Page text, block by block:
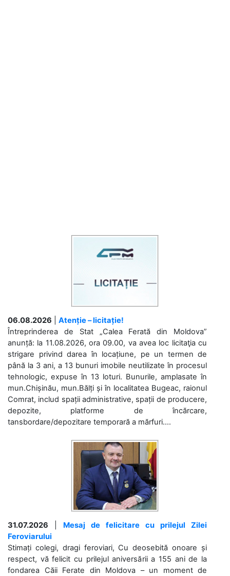
06.08.2026
Atenție – licitație!
Întreprinderea de Stat „Calea Ferată din Moldova”
anunță: la 11.08.2026, ora 09.00, va avea loc licitaţia cu
strigare privind darea în locațiune, pe un termen de
până la 3 ani, a 13 bunuri imobile neutilizate în procesul
tehnologic, expuse în 13 loturi. Bunurile, amplasate în
mun.Chișinău, mun.Bălți și în localitatea Bugeac, raionul
Comrat, includ spații administrative, spații de producere,
depozite, platforme de încărcare,
tansbordare/depozitare temporară a mărfuri....
31.07.2026
Mesaj de felicitare cu prilejul Zilei
Feroviarului
Stimați colegi, dragi feroviari, Cu deosebită onoare și
respect, vă felicit cu prilejul aniversării a 155 ani de la
fondarea Căii Ferate din Moldova – un moment de